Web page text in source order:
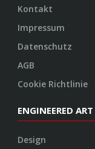
Kontakt
Impressum
Datenschutz
AGB
Cookie Richtlinie
ENGINEERED ART
Design